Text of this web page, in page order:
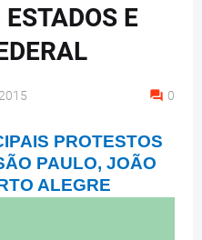
E
0
PROTESTOS
PAULO, JOÃO
ALEGRE